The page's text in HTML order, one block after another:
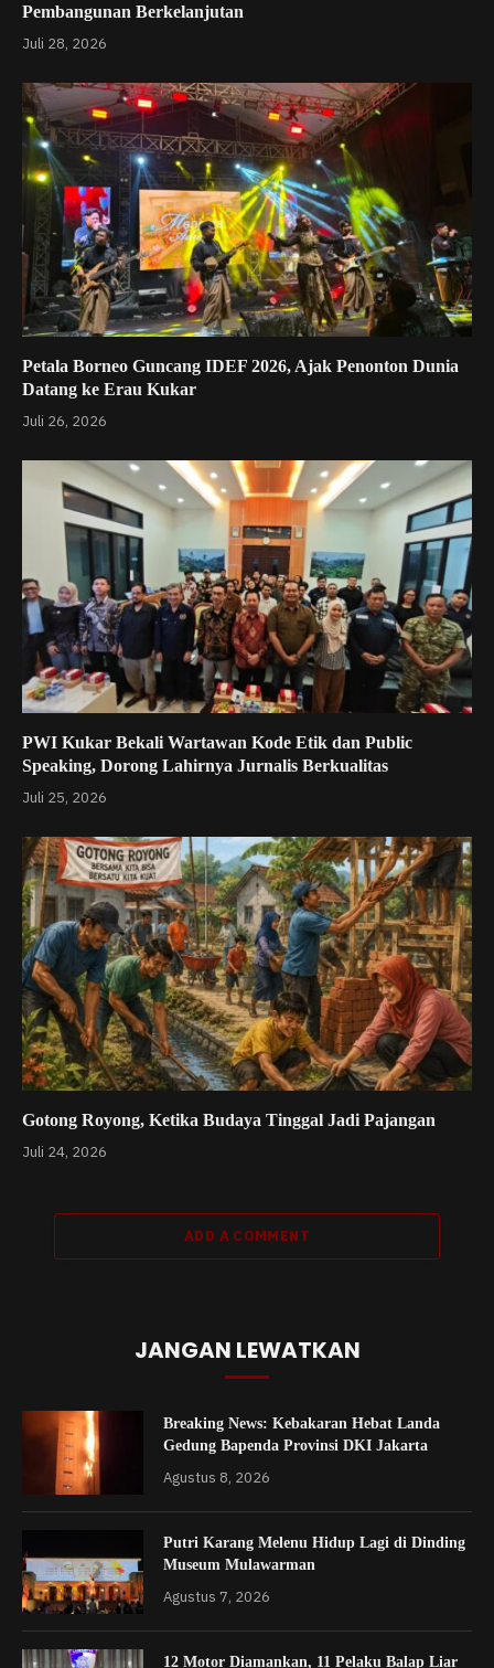
Pembangunan Berkelanjutan
Juli 28, 2026
Petala Borneo Guncang IDEF 2026, Ajak Penonton Dunia
Datang ke Erau Kukar
Juli 26, 2026
PWI Kukar Bekali Wartawan Kode Etik dan Public
Speaking, Dorong Lahirnya Jurnalis Berkualitas
Juli 25, 2026
Gotong Royong, Ketika Budaya Tinggal Jadi Pajangan
Juli 24, 2026
ADD A COMMENT
JANGAN LEWATKAN
Breaking News: Kebakaran Hebat Landa
Gedung Bapenda Provinsi DKI Jakarta
Agustus 8, 2026
Putri Karang Melenu Hidup Lagi di Dinding
Museum Mulawarman
Agustus 7, 2026
12 Motor Diamankan, 11 Pelaku Balap Liar